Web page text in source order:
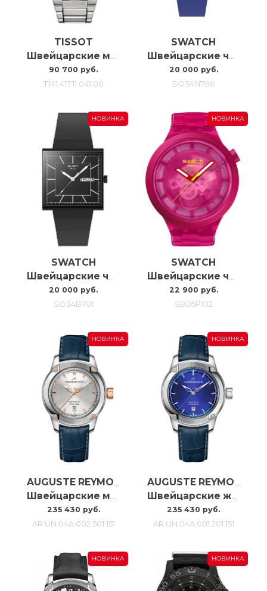
TISSOT
90 700 руб.
T141.417.11.041.00
SWATCH
20 000 руб.
SO34N700
НОВИНКА
SWATCH
20 000 руб.
SO34B701
НОВИНКА
SWATCH
22 900 руб.
SB05P102
НОВИНКА
AUGUSTE REYMOND
Швейцарские мужские часы с автоподзаводом Auguste Reymond Unity AR.UN.04A.002.501.151
235 430 руб.
AR.UN.04A.002.501.151
НОВИНКА
AUGUSTE REYMOND
Швейцарские женские часы Auguste Reymond Unity AR.UN.04A.001.201.151
235 430 руб.
AR.UN.04A.001.201.151
НОВИНКА НОВИНКА